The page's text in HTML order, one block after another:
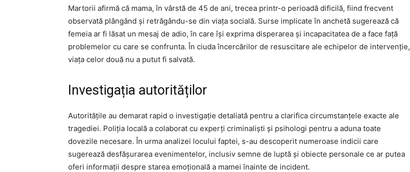
Martorii afirmă că mama, în vârstă de 45 de ani, trecea printr-o perioadă dificilă, fiind frecvent
observată plângând și retrăgându-se din viața socială. Surse implicate în anchetă sugerează că
femeia ar fi lăsat un mesaj de adio, în care își exprima disperarea și incapacitatea de a face față
problemelor cu care se confrunta. În ciuda încercărilor de resuscitare ale echipelor de intervenție,
viața celor două nu a putut fi salvată.
Investigația autorităților
Autoritățile au demarat rapid o investigație detaliată pentru a clarifica circumstanțele exacte ale
tragediei. Poliția locală a colaborat cu experți criminaliști și psihologi pentru a aduna toate
dovezile necesare. În urma analizei locului faptei, s-au descoperit numeroase indicii care
sugerează desfășurarea evenimentelor, inclusiv semne de luptă și obiecte personale ce ar putea
oferi informații despre starea emoțională a mamei înainte de incident.